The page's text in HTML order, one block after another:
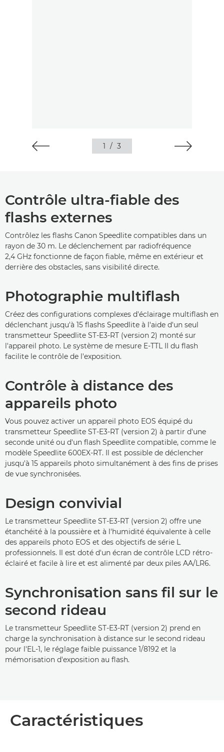
1 / 3
Contrôle ultra-fiable des
flashs externes
Contrôlez les flashs Canon Speedlite compatibles dans un
rayon de 30 m. Le déclenchement par radiofréquence
2,4 GHz fonctionne de façon fiable, même en extérieur et
derrière des obstacles, sans visibilité directe.
Photographie multiflash
Créez des configurations complexes d'éclairage multiflash en
déclenchant jusqu'à 15 flashs Speedlite à l'aide d'un seul
transmetteur Speedlite ST-E3-RT (version 2) monté sur
l'appareil photo. Le système de mesure E-TTL II du flash
facilite le contrôle de l'exposition.
Contrôle à distance des
appareils photo
Vous pouvez activer un appareil photo EOS équipé du
transmetteur Speedlite ST-E3-RT (version 2) à partir d'une
seconde unité ou d'un flash Speedlite compatible, comme le
modèle Speedlite 600EX-RT. Il est possible de déclencher
jusqu'à 15 appareils photo simultanément à des fins de prises
de vue synchronisées.
Design convivial
Le transmetteur Speedlite ST-E3-RT (version 2) offre une
étanchéité à la poussière et à l'humidité équivalente à celle
des appareils photo EOS et des objectifs de série L
professionnels. Il est doté d'un écran de contrôle LCD rétro-
éclairé et facile à lire et est alimenté par deux piles AA/LR6.
Synchronisation sans fil sur le
second rideau
Le transmetteur Speedlite ST-E3-RT (version 2) prend en
charge la synchronisation à distance sur le second rideau
pour l'EL-1, le réglage faible puissance 1/8192 et la
mémorisation d'exposition au flash.
Caractéristiques